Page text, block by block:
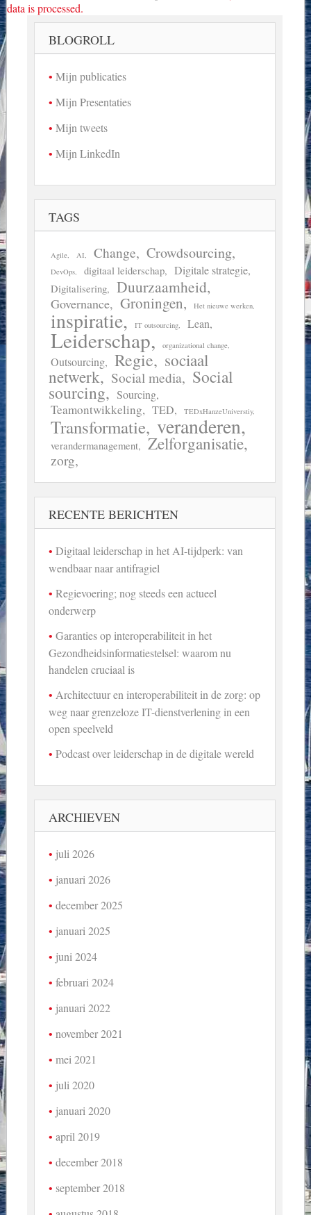
data is processed.
BLOGROLL
Mijn publicaties
Mijn Presentaties
Mijn tweets
Mijn LinkedIn
TAGS
Agile AI Change Crowdsourcing
DevOps digitaal leiderschap Digitale strategie
Digitalisering Duurzaamheid
Governance Groningen Het nieuwe werken
inspiratie IT outsourcing Lean
Leiderschap organizational change
Outsourcing Regie sociaal
netwerk Social media Social
sourcing Sourcing
Teamontwikkeling TED TEDxHanzeUniverstiy
Transformatie veranderen
verandermanagement Zelforganisatie
zorg
RECENTE BERICHTEN
Digitaal leiderschap in het AI-tijdperk: van
wendbaar naar antifragiel
Regievoering; nog steeds een actueel
onderwerp
Garanties op interoperabiliteit in het
Gezondheidsinformatiestelsel: waarom nu
handelen cruciaal is
Architectuur en interoperabiliteit in de zorg: op
weg naar grenzeloze IT-dienstverlening in een
open speelveld
Podcast over leiderschap in de digitale wereld
ARCHIEVEN
juli 2026
januari 2026
december 2025
januari 2025
juni 2024
februari 2024
januari 2022
november 2021
mei 2021
juli 2020
januari 2020
april 2019
december 2018
september 2018